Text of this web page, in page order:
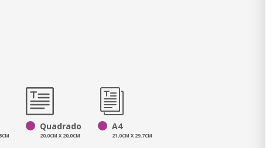
Quadrado
20,0CM X 20,0CM
A4
21,0CM X 29,7CM